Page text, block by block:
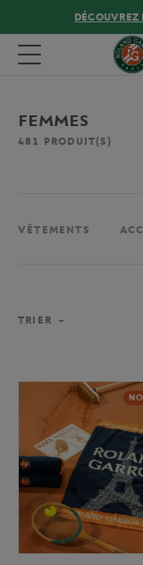
DÉCOUVREZ
Toggle navigation
FEMMES
481 PRODUIT(S)
VÊTEMENTS
TRIER